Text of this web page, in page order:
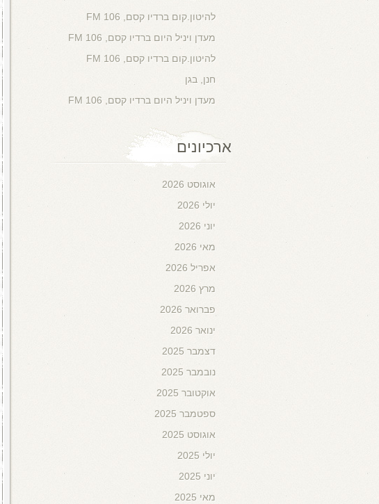
להיטון.קום ברדיו קסם, 106 FM
מעדן ויניל היום ברדיו קסם, 106 FM
להיטון.קום ברדיו קסם, 106 FM
חנן, בגן
מעדן ויניל היום ברדיו קסם, 106 FM
ארכיונים
אוגוסט 2026
יולי 2026
יוני 2026
מאי 2026
אפריל 2026
מרץ 2026
פברואר 2026
ינואר 2026
דצמבר 2025
נובמבר 2025
אוקטובר 2025
ספטמבר 2025
אוגוסט 2025
יולי 2025
יוני 2025
מאי 2025